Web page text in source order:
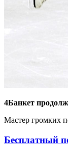
4Банкет
Мастер громких
Бесплатный